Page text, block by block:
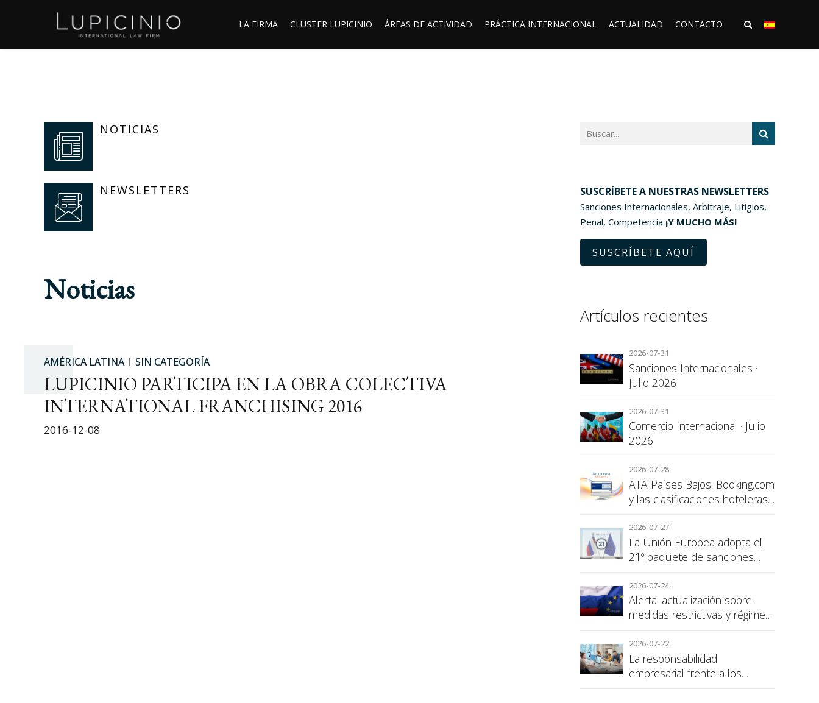
LA FIRMA CLUSTER LUPICINIO ÁREAS DE ACTIVIDAD PRÁCTICA INTERNACIONAL ACTUALIDAD CONTACTO
NOTICIAS
NEWSLETTERS
Noticias
AMÉRICA LATINA SIN CATEGORÍA
LUPICINIO PARTICIPA EN LA OBRA COLECTIVA
INTERNATIONAL FRANCHISING 2016
2016-12-08
SUSCRÍBETE A NUESTRAS NEWSLETTERS
Sanciones Internacionales, Arbitraje, Litigios,
Penal, Competencia ¡Y MUCHO MÁS!
SUSCRÍBETE AQUÍ
Artículos recientes
2026-07-31
Sanciones Internacionales ·
Julio 2026
2026-07-31
Comercio Internacional · Julio
2026
2026-07-28
ATA Países Bajos: Booking.com
y las clasificaciones hoteleras,
para el consumidor
2026-07-27
La Unión Europea adopta el
21º paquete de sanciones
2026-07-24
Alerta: actualización sobre
medidas restrictivas y régimen
2026-07-22
La responsabilidad
empresarial frente a los